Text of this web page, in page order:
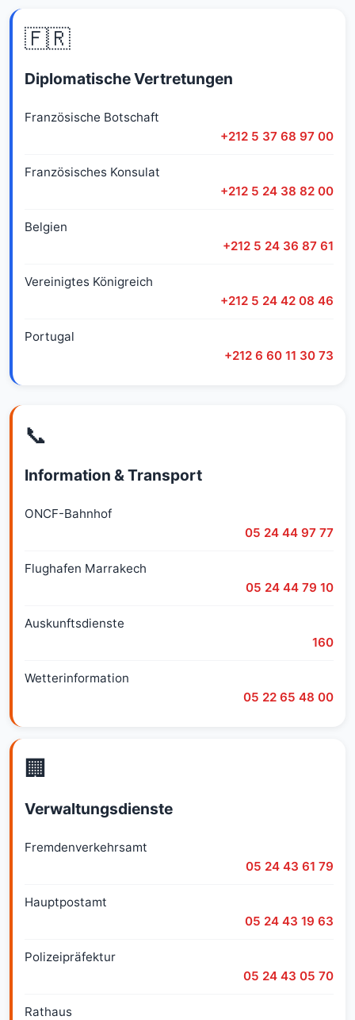
🇫🇷
Diplomatische Vertretungen
Französische Botschaft
+212 5 37 68 97 00
Französisches Konsulat
+212 5 24 38 82 00
Belgien
+212 5 24 36 87 61
Vereinigtes Königreich
+212 5 24 42 08 46
Portugal
+212 6 60 11 30 73
📞
Information & Transport
ONCF-Bahnhof
05 24 44 97 77
Flughafen Marrakech
05 24 44 79 10
Auskunftsdienste
160
Wetterinformation
05 22 65 48 00
🏢
Verwaltungsdienste
Fremdenverkehrsamt
05 24 43 61 79
Hauptpostamt
05 24 43 19 63
Polizeipräfektur
05 24 43 05 70
Rathaus